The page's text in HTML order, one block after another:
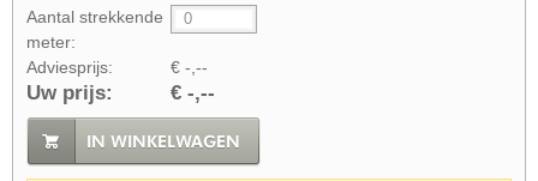
Aantal strekkende
meter:
Adviesprijs:
€ -,--
Uw prijs: € -,--
IN WINKELWAGEN